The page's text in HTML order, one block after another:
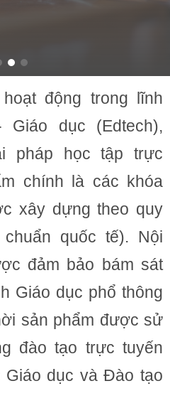
động trong lĩnh
dục (Edtech),
pháp học tập trực
chính là các khóa
xây dựng theo quy
quốc tế). Nội
đảm bảo bám sát
Giáo dục phổ thông
sản phẩm được sử
đào tạo trực tuyến
dục và Đào tạo